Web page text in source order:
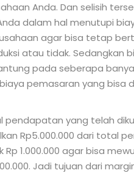
Anda. Dan selisih
dalam hal menutupi
agar bisa tetap
atau tidak. Sedangkan
pada seberapa
pemasaran yang bisa
yang telah
Rp5.000.000 dari total
1.000.000 agar bisa
Jadi tujuan dari